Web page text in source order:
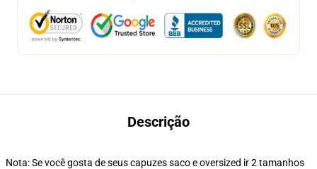
Descrição
Nota: Se você gosta de seus capuzes saco e oversized ir 2 tamanhos